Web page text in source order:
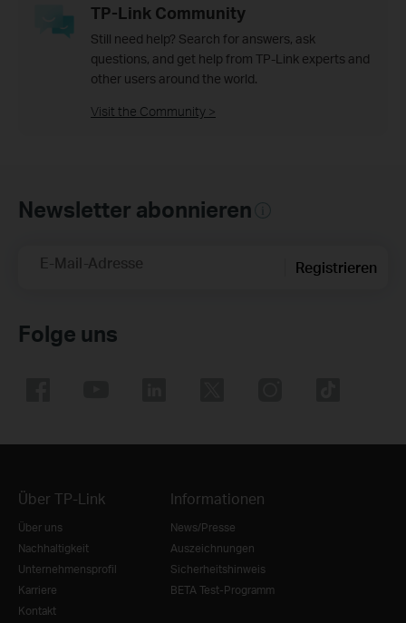
TP-Link Community
Still need help? Search for answers, ask
questions, and get help from TP-Link experts and
other users around the world.
Visit the Community >
Newsletter abonnieren
E-Mail-Adresse Registrieren
Folge uns
Über TP-Link
Über uns
Nachhaltigkeit
Unternehmensprofil
Karriere
Kontakt
Informationen
News/Presse
Auszeichnungen
Sicherheitshinweis
BETA Test-Programm